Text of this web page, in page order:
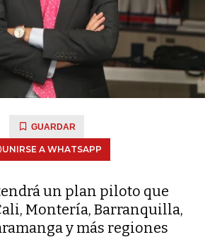
GUARDAR
UNIRSE A WHATSAPP
un plan piloto que
Montería, Barranquilla,
y más regiones